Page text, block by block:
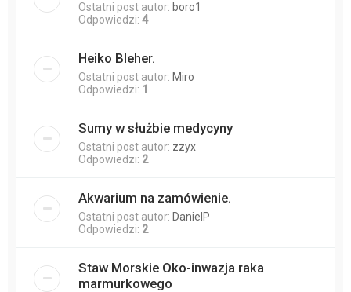
Ostatni post autor: boro1
Odpowiedzi: 4
Heiko Bleher.
Ostatni post autor: Miro
Odpowiedzi: 1
Sumy w służbie medycyny
Ostatni post autor: zzyx
Odpowiedzi: 2
Akwarium na zamówienie.
Ostatni post autor: DanielP
Odpowiedzi: 2
Staw Morskie Oko-inwazja raka
marmurkowego